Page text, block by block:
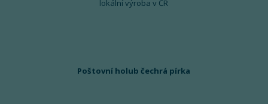
lokální výroba v ČR
Poštovní holub čechrá pírka